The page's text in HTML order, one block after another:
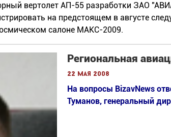
вертолет АП-55 разработки ЗАО
на предстоящем в августе
салоне МАКС-2009.
Региональная
22 мая 2008
На вопросы BizavNews
Туманов, генеральный